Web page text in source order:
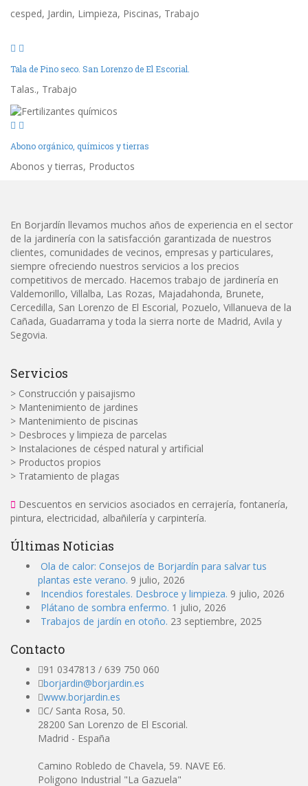
cesped, Jardin, Limpieza, Piscinas, Trabajo
Tala de Pino seco. San Lorenzo de El Escorial.
Talas., Trabajo
Abono orgánico, químicos y tierras
Abonos y tierras, Productos
En Borjardín llevamos muchos años de experiencia en el sector
de la jardinería con la satisfacción garantizada de nuestros
clientes, comunidades de vecinos, empresas y particulares,
siempre ofreciendo nuestros servicios a los precios
competitivos de mercado. Hacemos trabajo de jardinería en
Valdemorillo, Villalba, Las Rozas, Majadahonda, Brunete,
Cercedilla, San Lorenzo de El Escorial, Pozuelo, Villanueva de la
Cañada, Guadarrama y toda la sierra norte de Madrid, Avila y
Segovia.
Servicios
> Construcción y paisajismo
> Mantenimiento de jardines
> Mantenimiento de piscinas
> Desbroces y limpieza de parcelas
> Instalaciones de césped natural y artificial
> Productos propios
> Tratamiento de plagas
Descuentos en servicios asociados en cerrajería, fontanería,
pintura, electricidad, albañilería y carpintería.
Últimas Noticias
Ola de calor: Consejos de Borjardín para salvar tus
plantas este verano. 9 julio, 2026
Incendios forestales. Desbroce y limpieza. 9 julio, 2026
Plátano de sombra enfermo. 1 julio, 2026
Trabajos de jardín en otoño. 23 septiembre, 2025
Contacto
91 0347813 / 639 750 060
borjardin@borjardin.es
www.borjardin.es
C/ Santa Rosa, 50.
28200 San Lorenzo de El Escorial.
Madrid - España
Camino Robledo de Chavela, 59. NAVE E6.
Poligono Industrial "La Gazuela"